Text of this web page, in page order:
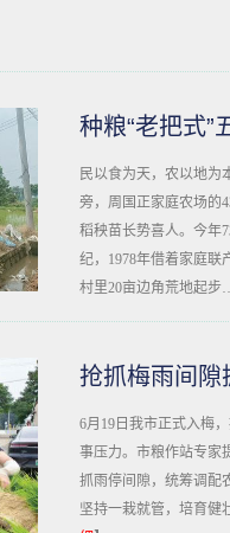
种粮“老把式”
民以食为天，农以地为
旁，周国正家庭农场的
稻秧苗长势喜人。今年
纪，1978年借着家庭联
村里20亩边角荒地起
抢抓梅雨间隙
6月19日我市正式入梅
事压力。市粮作站专家
抓雨停间隙，统筹调配
坚持一栽就管，培育健